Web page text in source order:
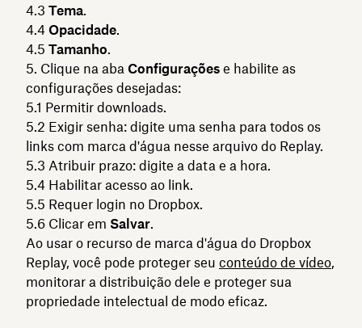
Tema.
Opacidade.
Tamanho.
Clique na aba Configurações e habilite as
configurações desejadas:
Permitir downloads.
Exigir senha: digite uma senha para todos os
links com marca d'água nesse arquivo do Replay.
Atribuir prazo: digite a data e a hora.
Habilitar acesso ao link.
Requer login no Dropbox.
Clicar em Salvar.
Ao usar o recurso de marca d'água do Dropbox
Replay, você pode proteger seu conteúdo de vídeo,
monitorar a distribuição dele e proteger sua
propriedade intelectual de modo eficaz.